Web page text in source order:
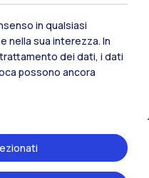
in qualsiasi
nella sua interezza. In
dei dati, i dati
possono ancora